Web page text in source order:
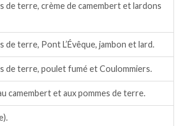
de terre, crème de camembert et lardons
de terre, Pont L’Évêque, jambon et lard.
de terre, poulet fumé et Coulommiers.
camembert et aux pommes de terre.